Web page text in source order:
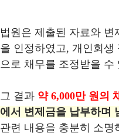
법원은 제출된 자료와
을 인정하였고, 개인회
으로 채무를 조정받을 수
그 결과 약 6,000만 원의
에서 변제금을 납부하며
관련 내용을 충분히 소